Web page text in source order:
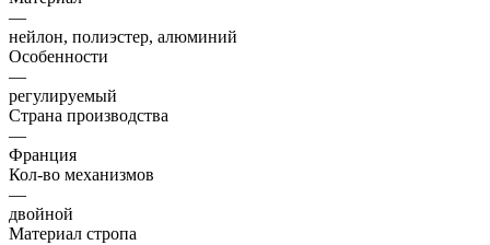
—
нейлон, полиэстер, алюминий
Особенности
—
регулируемый
Страна производства
—
Франция
Кол-во механизмов
—
двойной
Материал стропа